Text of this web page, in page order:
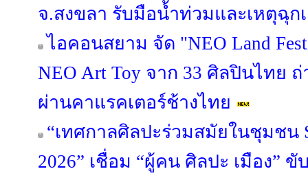
จ.สงขลา รับมือน้ำท่วมและเหตุฉุก
ไอคอนสยาม จัด "NEO Land
NEO Art Toy จาก 33 ศิลปินไทย
ผ่านคาแรคเตอร์ช้างไทย
“เทศกาลศิลปะร่วมสมัยในชุมชน
2026” เชื่อม “ผู้คน ศิลปะ เมือง” ขั